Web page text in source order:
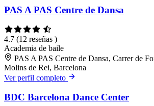
PAS A PAS Centre de Dansa
4.7 (12 reseñas )
Academia de baile
PAS A PAS Centre de Dansa, Carrer de
Molins de Rei, Barcelona
Ver perfil completo
BDC Barcelona Dance Center